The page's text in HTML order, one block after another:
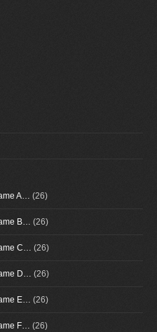
A… (26)
B… (26)
C… (26)
D… (26)
E… (26)
F… (26)